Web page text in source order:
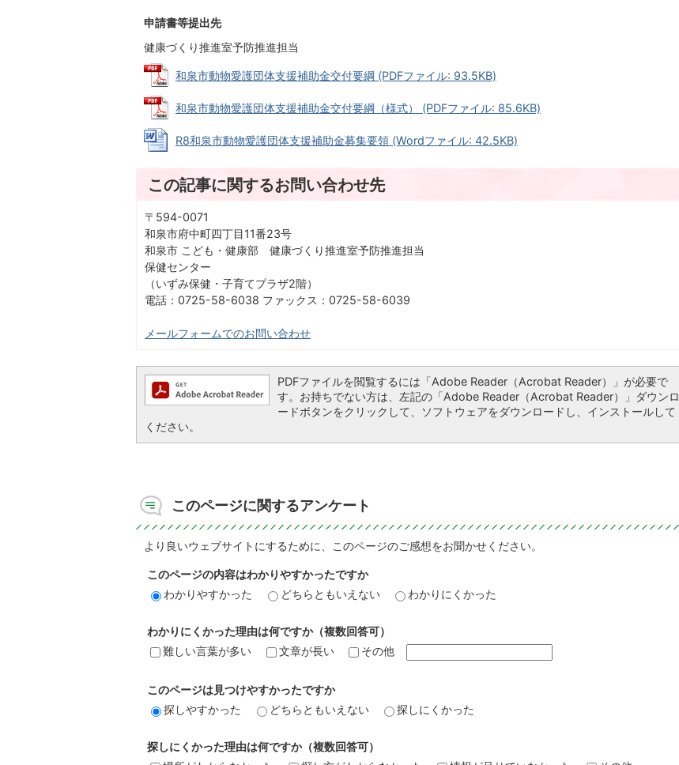
申請書等提出先
健康づくり推進室予防推進担当
和泉市動物愛護団体支援補助金交付要綱 (PDFファイル: 93.5KB)
和泉市動物愛護団体支援補助金交付要綱（様式） (PDFファイル: 85.6KB)
R8和泉市動物愛護団体支援補助金募集要領 (Wordファイル: 42.5KB)
この記事に関するお問い合わせ先
〒594-0071
和泉市府中町四丁目11番23号
和泉市 こども・健康部 健康づくり推進室予防推進担当
保健センター
（いずみ保健・子育てプラザ2階）
電話：0725-58-6038 ファックス：0725-58-6039
メールフォームでのお問い合わせ
PDFファイルを閲覧するには「Adobe Reader（Acrobat Reader）」が必要で
す。お持ちでない方は、左記の「Adobe Reader（Acrobat Reader）」ダウンロ
ードボタンをクリックして、ソフトウェアをダウンロードし、インストールして
ください。
このページに関するアンケート
より良いウェブサイトにするために、このページのご感想をお聞かせください。
このページの内容はわかりやすかったですか
わかりやすかった
どちらともいえない わかりにくかった
わかりにくかった理由は何ですか（複数回答可）
難しい言葉が多い
文章が長い その他
このページは見つけやすかったですか
探しやすかった
どちらともいえない 探しにくかった
探しにくかった理由は何ですか（複数回答可）